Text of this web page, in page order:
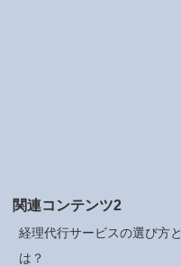
関連コンテンツ2
経理代行サービスの選び方と
は？